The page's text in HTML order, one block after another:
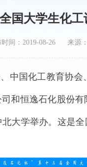
国大学生化
时间：2019-08-26 来源
国化工教育协会
和恒逸石化股份
大学举办。这是